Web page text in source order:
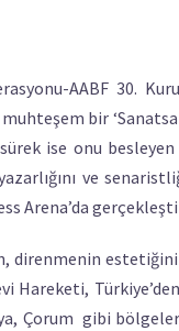
AABF 30.
bir ‘Sanatsal
ise onu
ve
Arena’da
direnmenin
Hareketi,
Çorum gibi